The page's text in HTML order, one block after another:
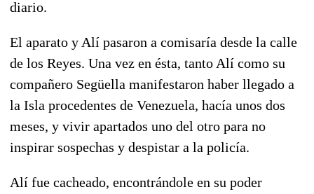
diario.
El aparato y Alí pasaron a comisaría desde la calle
de los Reyes. Una vez en ésta, tanto Alí como su
compañero Següella manifestaron haber llegado a
la Isla procedentes de Venezuela, hacía unos dos
meses, y vivir apartados uno del otro para no
inspirar sospechas y despistar a la policía.
Alí fue cacheado, encontrándole en su poder